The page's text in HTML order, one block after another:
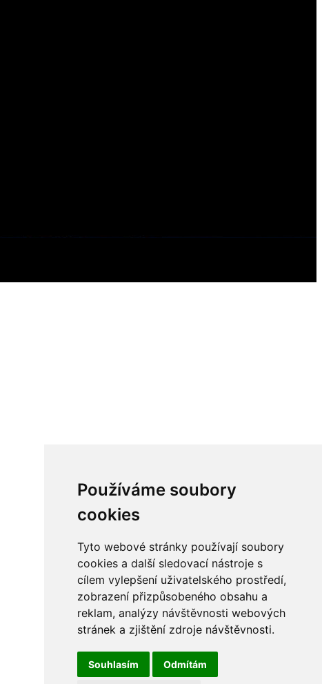
Používáme soubory
cookies
Tyto webové stránky používají soubory
cookies a další sledovací nástroje s
cílem vylepšení uživatelského prostředí,
zobrazení přizpůsobeného obsahu a
reklam, analýzy návštěvnosti webových
stránek a zjištění zdroje návštěvnosti.
Souhlasím Odmítám